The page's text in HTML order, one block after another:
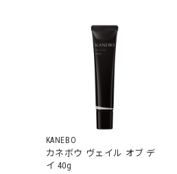
KANEBO
カネボウ ヴェイル オブ デ
イ 40g